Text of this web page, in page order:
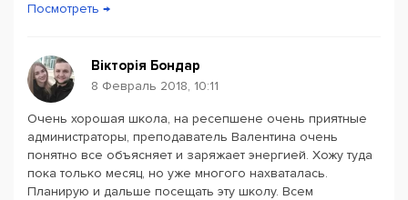
Посмотреть →
Вікторія Бондар
8 Февраль 2018, 10:11
Очень хорошая школа, на ресепшене очень приятные
администраторы, преподаватель Валентина очень
понятно все объясняет и заряжает энергией. Хожу туда
пока только месяц, но уже многого нахваталась.
Планирую и дальше посещать эту школу. Всем